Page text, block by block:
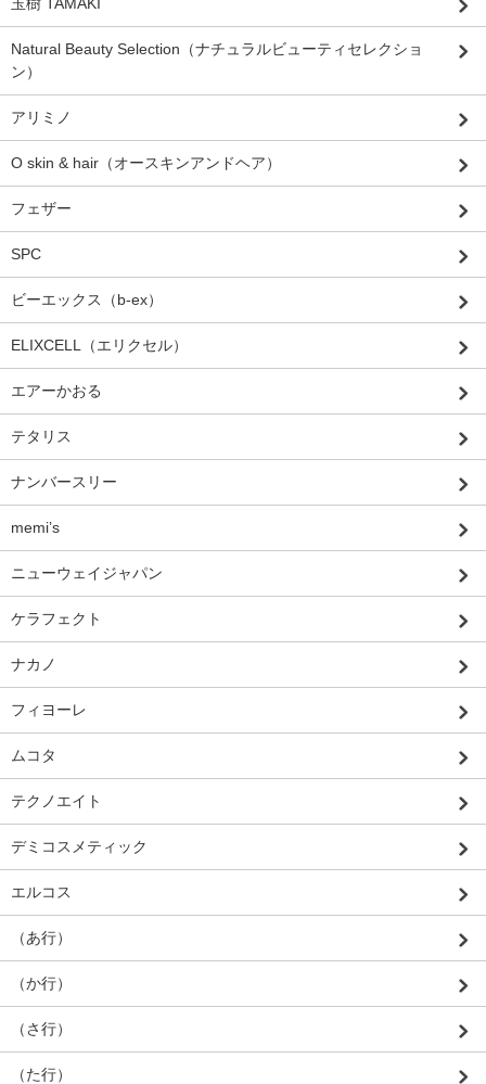
Natural Beauty Selection（ナチュラルビューティセレクショ
ン）
アリミノ
O skin & hair（オースキンアンドヘア）
フェザー
SPC
ビーエックス（b-ex）
ELIXCELL（エリクセル）
エアーかおる
テタリス
ナンバースリー
memi’s
ニューウェイジャパン
ケラフェクト
ナカノ
フィヨーレ
ムコタ
テクノエイト
デミコスメティック
エルコス
（あ行）
（か行）
（さ行）
（た行）